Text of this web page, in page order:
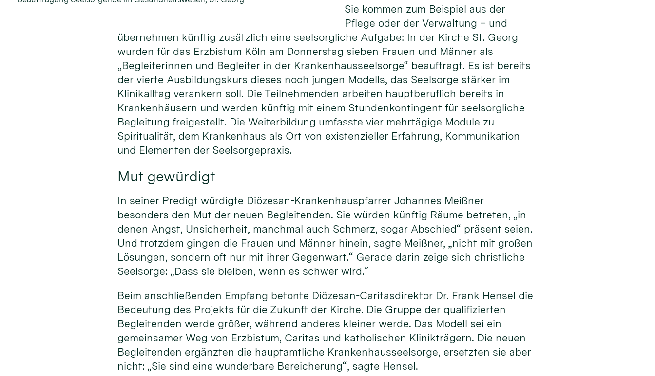
Sie kommen zum Beispiel aus der
Pflege oder der Verwaltung – und
übernehmen künftig zusätzlich eine seelsorgliche Aufgabe: In der Kirche St. Georg
wurden für das Erzbistum Köln am Donnerstag sieben Frauen und Männer als
„Begleiterinnen und Begleiter in der Krankenhausseelsorge“ beauftragt. Es ist bereits
der vierte Ausbildungskurs dieses noch jungen Modells, das Seelsorge stärker im
Klinikalltag verankern soll. Die Teilnehmenden arbeiten hauptberuflich bereits in
Krankenhäusern und werden künftig mit einem Stundenkontingent für seelsorgliche
Begleitung freigestellt. Die Weiterbildung umfasste vier mehrtägige Module zu
Spiritualität, dem Krankenhaus als Ort von existenzieller Erfahrung, Kommunikation
und Elementen der Seelsorgepraxis.
Mut gewürdigt
In seiner Predigt würdigte Diözesan-Krankenhauspfarrer Johannes Meißner
besonders den Mut der neuen Begleitenden. Sie würden künftig Räume betreten, „in
denen Angst, Unsicherheit, manchmal auch Schmerz, sogar Abschied“ präsent seien.
Und trotzdem gingen die Frauen und Männer hinein, sagte Meißner, „nicht mit großen
Lösungen, sondern oft nur mit ihrer Gegenwart.“ Gerade darin zeige sich christliche
Seelsorge: „Dass sie bleiben, wenn es schwer wird.“
Beim anschließenden Empfang betonte Diözesan-Caritasdirektor Dr. Frank Hensel die
Bedeutung des Projekts für die Zukunft der Kirche. Die Gruppe der qualifizierten
Begleitenden werde größer, während anderes kleiner werde. Das Modell sei ein
gemeinsamer Weg von Erzbistum, Caritas und katholischen Klinikträgern. Die neuen
Begleitenden ergänzten die hauptamtliche Krankenhausseelsorge, ersetzten sie aber
nicht: „Sie sind eine wunderbare Bereicherung“, sagte Hensel.